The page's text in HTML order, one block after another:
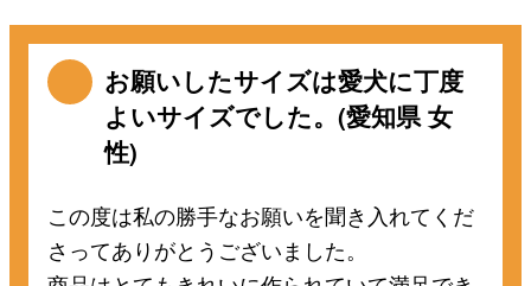
お願いしたサイズは愛犬に丁度
よいサイズでした。(愛知県 女
性)
この度は私の勝手なお願いを聞き入れてくだ
さってありがとうございました。